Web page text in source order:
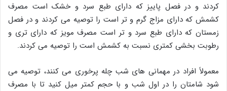
کردند و در فصل پاییز که دارای طبع سرد و خشک است مصرف
کشمش که دارای مزاج گرم و تر است را توصیه می کردند و در فصل
زمستان که دارای طبع سرد و تر است مصرف مویز که دارای تری و
رطوبت بخشی کمتری نسبت به کشمش است را توصیه می کردند.
معمولاً افراد در مهمانی های شب چله پرخوری می کنند، توصیه می
شود شامتان را در اول شب و با حجم کمتر میل کنید تا با مصرف